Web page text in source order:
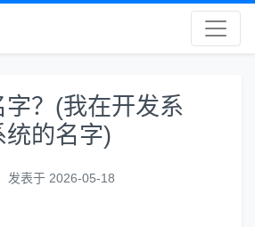
？(我在开发系
的名字)
发表于 2026-05-18